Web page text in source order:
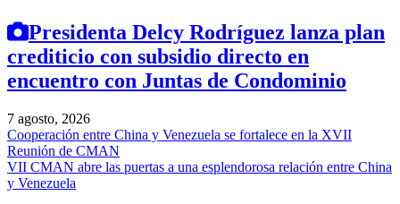
Presidenta Delcy Rodríguez lanza plan
crediticio con subsidio directo en
encuentro con Juntas de Condominio
7 agosto, 2026
Cooperación entre China y Venezuela se fortalece en la XVII
Reunión de CMAN
VII CMAN abre las puertas a una esplendorosa relación entre China
y Venezuela